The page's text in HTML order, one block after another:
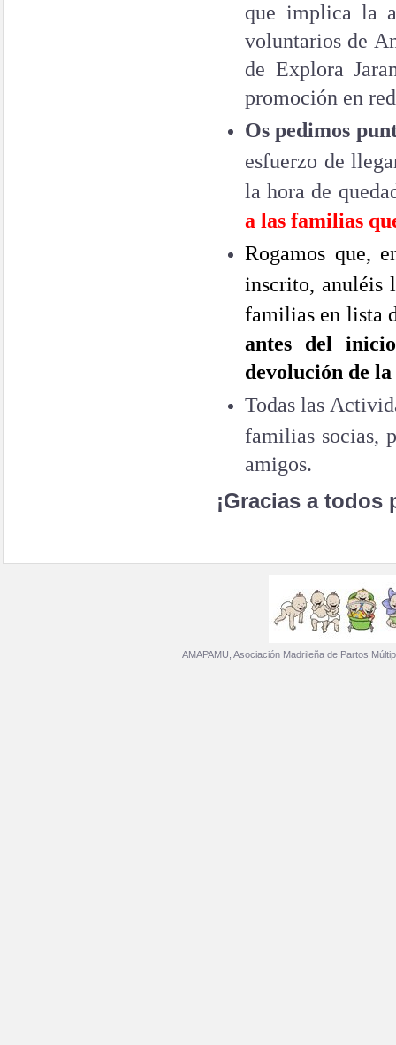
que implica la
voluntarios de
de Explora
promoción en
Os pedimos
esfuerzo de
la hora de
a las familias
Rogamos que,
inscrito, anuléis
familias en lista
antes del
devolución de
Todas las
familias socias,
amigos.
¡Gracias a
AMAPAMU, Asociación Madrileña de Partos